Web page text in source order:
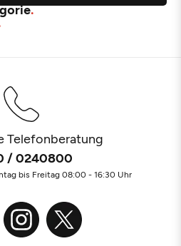
Telefonberatung
/ 0240800
bis Freitag 08:00 - 16:30 Uhr